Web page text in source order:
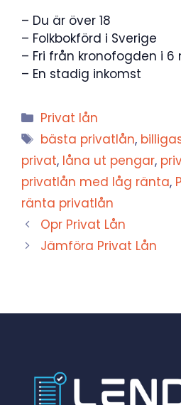
– Du är över 18
– Folkbokförd i Sverige
– Fri från kronofogden i 6
– En stadig inkomst
Kategorier
Privat lån
Etiketter
bästa privatlån,
privat, låna ut pengar,
privatlån med låg ränta,
ränta privatlån
Opr Privat Lån
Jämföra Privat Lån